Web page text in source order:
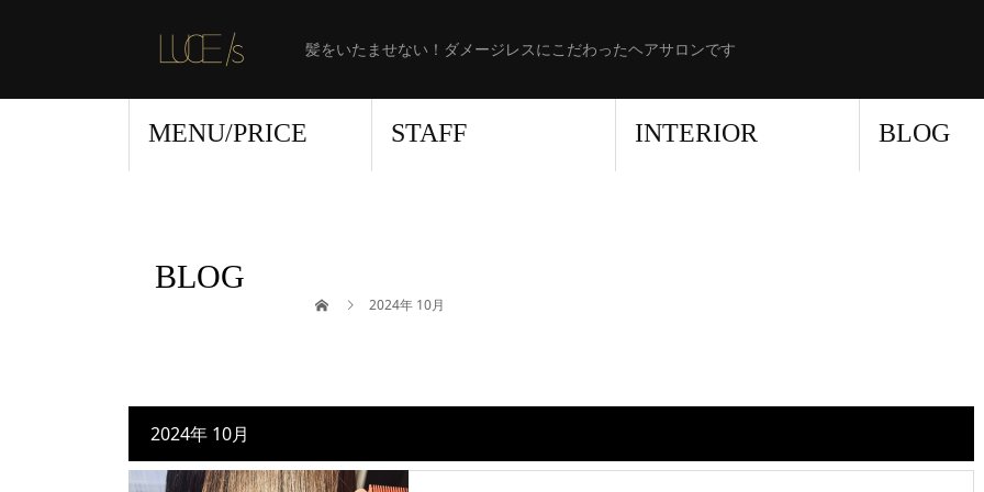
髪をいたませない！ダメージレスにこだわったヘアサロンです
MENU/PRICE STAFF INTERIOR BLOG
BLOG
2024年 10月
2024年 10月